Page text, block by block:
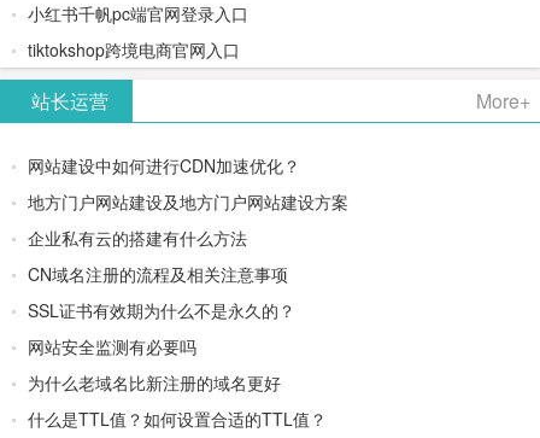
小红书千帆pc端官网登录入口
tiktokshop跨境电商官网入口
站长运营 More+
网站建设中如何进行CDN加速优化？
地方门户网站建设及地方门户网站建设方案
企业私有云的搭建有什么方法
CN域名注册的流程及相关注意事项
SSL证书有效期为什么不是永久的？
网站安全监测有必要吗
为什么老域名比新注册的域名更好
什么是TTL值？如何设置合适的TTL值？